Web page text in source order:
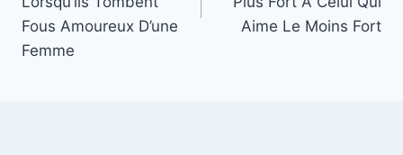
Fous Amoureux D’une
Femme
Aime Le Moins Fort